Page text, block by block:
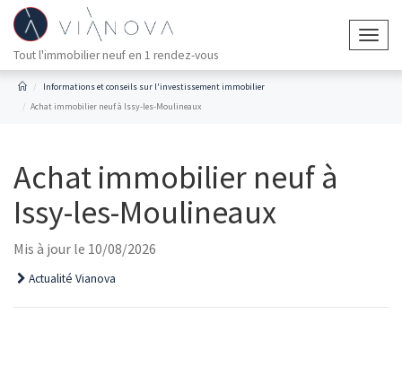
Tout l'immobilier neuf en 1 rendez-vous
Informations et conseils sur l'investissement immobilier
Achat immobilier neuf à Issy-les-Moulineaux
Achat immobilier neuf à
Issy-les-Moulineaux
Mis à jour le 10/08/2026
Actualité Vianova